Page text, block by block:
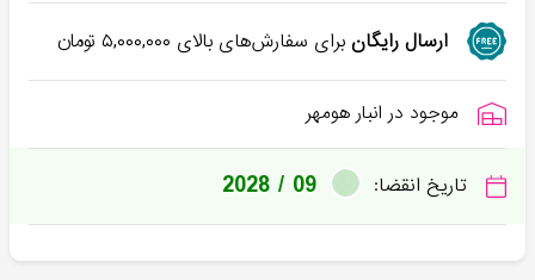
ارسال رایگانبرای سفارش‌های بالای ۵,۰۰۰,۰۰۰تومان
موجود در انبار هومهر
تاریخ انقضا: 2028 / 09